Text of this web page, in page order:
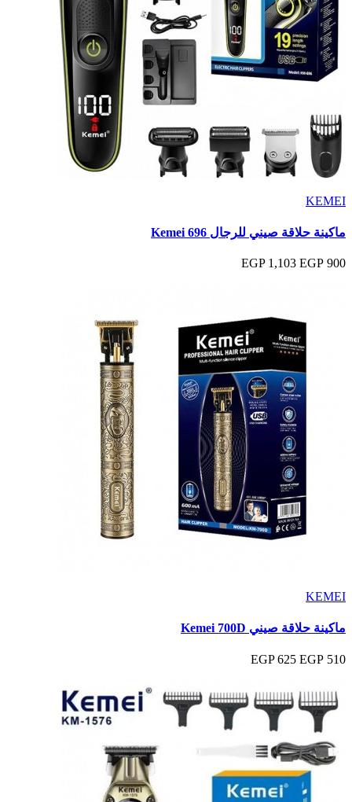
KEMEI
ماكينة حلاقة صيني للرجال Kemei 696
900 EGP
1,103 EGP
KEMEI
ماكينة حلاقة صيني Kemei 700D
510 EGP
625 EGP